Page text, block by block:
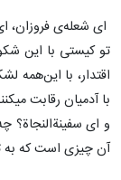
اى شعله‌ى فروزان،
تو کیستى با این
اقتدار، با این‌همه
با آدمیان رقابت
و اى
آن چیزى است که به